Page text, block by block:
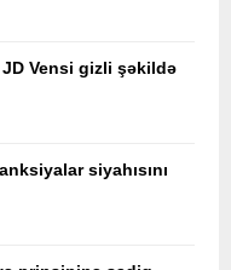
Vensi gizli şəkildə
siyahısını